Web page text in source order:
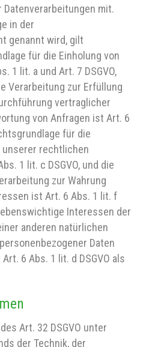
mit.
in der
genannt wird, gilt
für die Einholung von
1 lit. a und Art. 7 DSGVO,
Verarbeitung zur Erfüllung
vertraglicher
von Anfragen ist Art. 6
für die
rechtlichen
1 lit. c DSGVO, und die
zur Wahrung
ist Art. 6 Abs. 1 lit. f
Interessen der
anderen natürlichen
Daten
6 Abs. 1 lit. d DSGVO als
Art. 32 DSGVO unter
der Technik, der